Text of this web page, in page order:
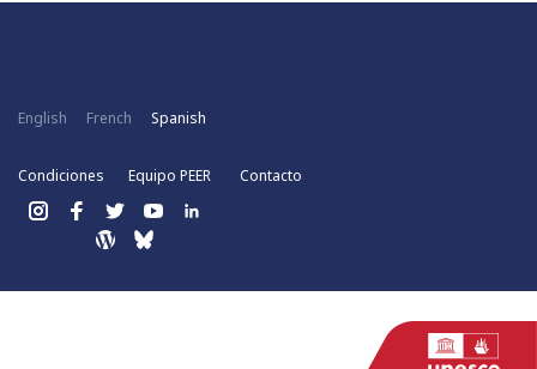
English French Spanish
Condiciones Equipo PEER Contacto